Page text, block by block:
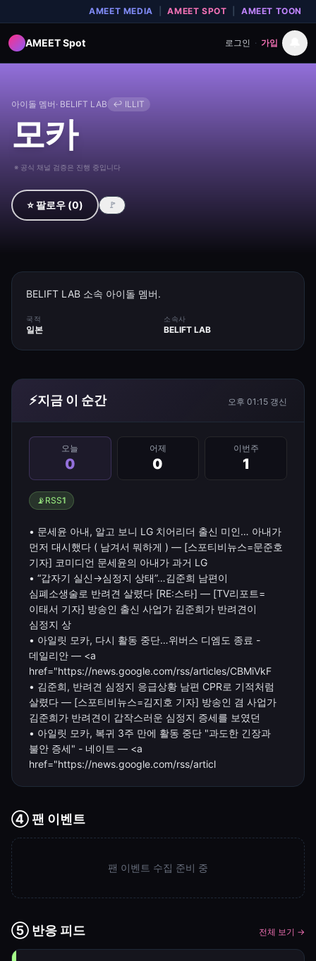
AMEET MEDIA AMEET SPOT AMEET TOON
AMEET Spot 로그인 · 가입
아이돌 멤버 · BELIFT LAB ↩ ILLIT
모카
※ 공식 채널 검증은 진행 중입니다
⭐ 팔로우 (0) 🚩
BELIFT LAB 소속 아이돌 멤버.
국적
일본
소속사
BELIFT LAB
⚡지금 이 순간 오후 01:15 갱신
오늘
0
어제
0
이번주
1
📡 RSS1
• 문세윤 아내, 알고 보니 LG 치어리더 출신 미인… 아내가
먼저 대시했다 ( 남겨서 뭐하게 ) — [스포티비뉴스=문준호
기자] 코미디언 문세윤의 아내가 과거 LG
• “갑자기 실신→심정지 상태”…김준희 남편이
심폐소생술로 반려견 살렸다 [RE:스타] — [TV리포트=
이태서 기자] 방송인 출신 사업가 김준희가 반려견이
심정지 상
• 아일릿 모카, 다시 활동 중단…위버스 디엠도 종료 -
데일리안 — <a
href="https://news.google.com/rss/articles/CBMiVkF
• 김준희, 반려견 심정지 응급상황 남편 CPR로 기적처럼
살렸다 — [스포티비뉴스=김지호 기자] 방송인 겸 사업가
김준희가 반려견이 갑작스러운 심정지 증세를 보였던
• 아일릿 모카, 복귀 3주 만에 활동 중단 "과도한 긴장과
불안 증세" - 네이트 — <a
href="https://news.google.com/rss/articl
④ 팬 이벤트
팬 이벤트 수집 준비 중
⑤ 반응 피드 전체 보기 →